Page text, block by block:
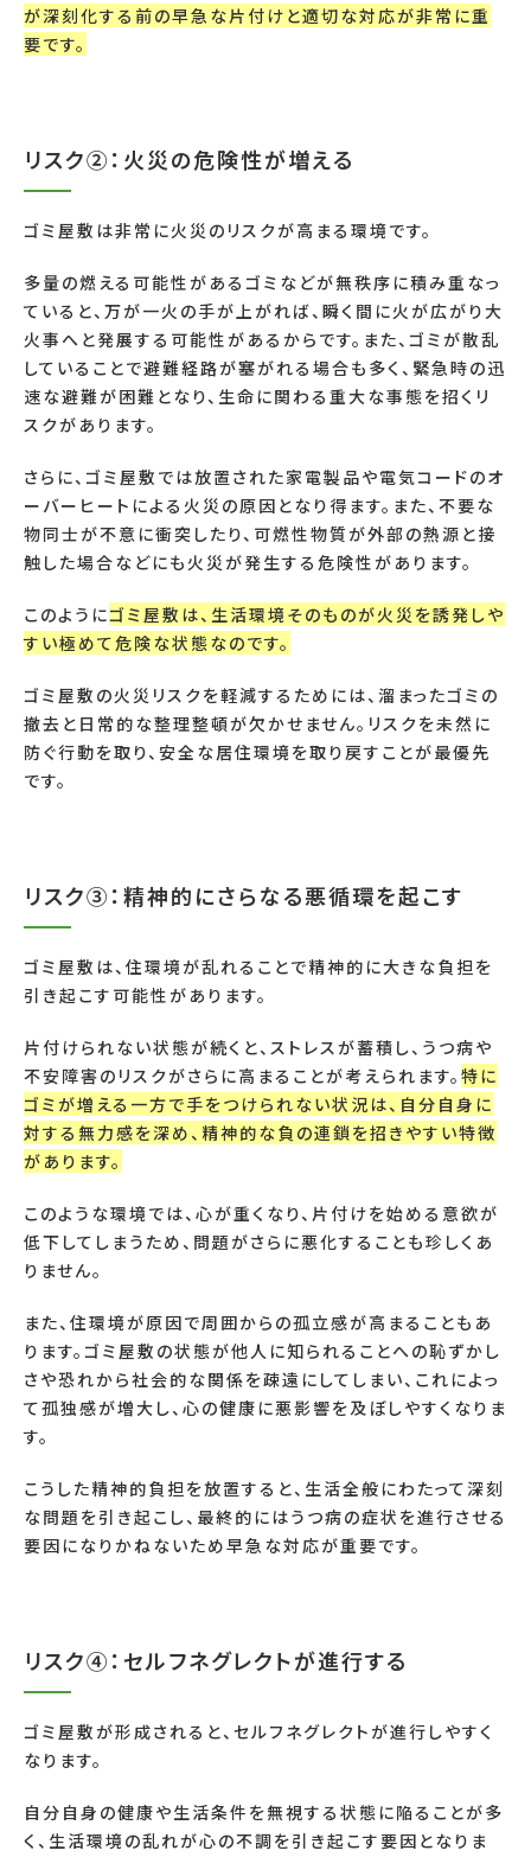
が深刻化する前の早急な片付けと適切な対応が非常に重
要です。
リスク②：火災の危険性が増える
ゴミ屋敷は非常に火災のリスクが高まる環境です。
多量の燃える可能性があるゴミなどが無秩序に積み重なっ
ていると、万が一火の手が上がれば、瞬く間に火が広がり大
火事へと発展する可能性があるからです。また、ゴミが散乱
していることで避難経路が塞がれる場合も多く、緊急時の迅
速な避難が困難となり、生命に関わる重大な事態を招くリ
スクがあります。
さらに、ゴミ屋敷では放置された家電製品や電気コードのオ
ーバーヒートによる火災の原因となり得ます。また、不要な
物同士が不意に衝突したり、可燃性物質が外部の熱源と接
触した場合などにも火災が発生する危険性があります。
このようにゴミ屋敷は、生活環境そのものが火災を誘発しや
すい極めて危険な状態なのです。
ゴミ屋敷の火災リスクを軽減するためには、溜まったゴミの
撤去と日常的な整理整頓が欠かせません。リスクを未然に
防ぐ行動を取り、安全な居住環境を取り戻すことが最優先
です。
リスク③：精神的にさらなる悪循環を起こす
ゴミ屋敷は、住環境が乱れることで精神的に大きな負担を
引き起こす可能性があります。
片付けられない状態が続くと、ストレスが蓄積し、うつ病や
不安障害のリスクがさらに高まることが考えられます。 特に
ゴミが増える一方で手をつけられない状況は、自分自身に
対する無力感を深め、精神的な負の連鎖を招きやすい特徴
があります。
このような環境では、心が重くなり、片付けを始める意欲が
低下してしまうため、問題がさらに悪化することも珍しくあ
りません。
また、住環境が原因で周囲からの孤立感が高まることもあ
ります。ゴミ屋敷の状態が他人に知られることへの恥ずかし
さや恐れから社会的な関係を疎遠にしてしまい、これによっ
て孤独感が増大し、心の健康に悪影響を及ぼしやすくなりま
す。
こうした精神的負担を放置すると、生活全般にわたって深刻
な問題を引き起こし、最終的にはうつ病の症状を進行させる
要因になりかねないため早急な対応が重要です。
リスク④：セルフネグレクトが進行する
ゴミ屋敷が形成されると、セルフネグレクトが進行しやすく
なります。
自分自身の健康や生活条件を無視する状態に陥ることが多
く、生活環境の乱れが心の不調を引き起こす要因となりま